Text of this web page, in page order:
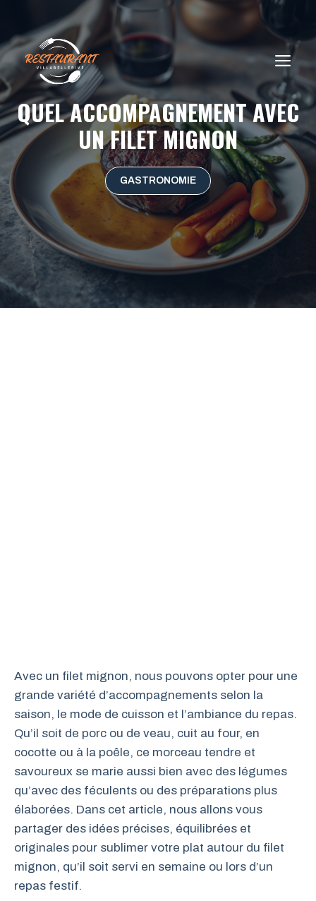
contenu
QUEL ACCOMPAGNEMENT AVEC
UN FILET MIGNON
GASTRONOMIE
Avec un filet mignon, nous pouvons opter pour une
grande variété d’accompagnements selon la
saison, le mode de cuisson et l’ambiance du repas.
Qu’il soit de porc ou de veau, cuit au four, en
cocotte ou à la poêle, ce morceau tendre et
savoureux se marie aussi bien avec des légumes
qu’avec des féculents ou des préparations plus
élaborées. Dans cet article, nous allons vous
partager des idées précises, équilibrées et
originales pour sublimer votre plat autour du filet
mignon, qu’il soit servi en semaine ou lors d’un
repas festif.